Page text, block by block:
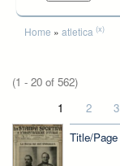
You are here
Home » atletica (x)
(1 - 20 of 562)
1 2 3
Title/Page